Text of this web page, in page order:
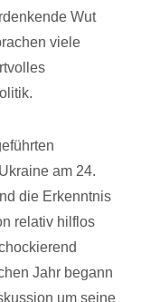
Wut
viele
am 24.
die Erkenntnis
relativ hilflos
Jahr begann
um seine